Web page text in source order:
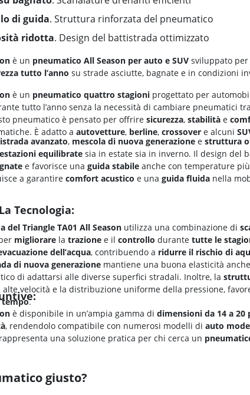
di guida. Struttura rinforzata del pneumatico
ridotta. Design del battistrada ottimizzato
è un pneumatico All Season per auto e SUV sviluppato
tutto l’anno su strade asciutte, bagnate e in condizioni
è un pneumatico quattro stagioni progettato per
tutto l’anno senza la necessità di cambiare pneumatici
pneumatico è pensato per offrire sicurezza, stabilità e
È adatto a autovetture, berline, crossover e alcuni
avanzato, mescola di nuova generazione e struttura
equilibrate sia in estate sia in inverno. Il design del
e favorisce una guida stabile anche con temperature
a garantire comfort acustico e una guida fluida nella
Tecnologia:
del Triangle TA01 All Season utilizza una combinazione di
migliorare la trazione e il controllo durante tutte le
dell’acqua, contribuendo a ridurre il rischio di
di nuova generazione mantiene una buona elasticità
di adattarsi alle diverse superfici stradali. Inoltre, la
velocità e la distribuzione uniforme della pressione,
tempo.
è disponibile in un’ampia gamma di dimensioni da 14 a 20
, rendendolo compatibile con numerosi modelli di auto
una soluzione pratica per chi cerca un
giusto?